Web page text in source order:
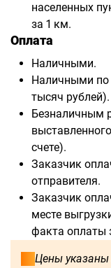
населенных
за 1 км.
Оплата
Наличными.
Наличными по
тысяч рублей).
Безналичным
счете).
Заказчик
отправителя.
Заказчик
месте
факта оплаты
Цены указаны